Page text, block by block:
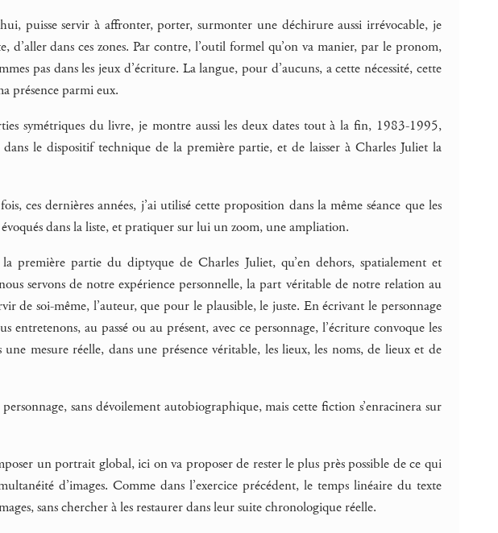
puisse servir à affronter, porter, surmonter une déchirure aussi irrévocable, je
d’aller dans ces zones. Par contre, l’outil formel qu’on va manier, par le pronom,
pas dans les jeux d’écriture. La langue, pour d’aucuns, a cette nécessité, cette
présence parmi eux.
symétriques du livre, je montre aussi les deux dates tout à la fin, 1983-1995,
le dispositif technique de la première partie, et de laisser à Charles Juliet la
ces dernières années, j’ai utilisé cette proposition dans la même séance que les
dans la liste, et pratiquer sur lui un zoom, une ampliation.
première partie du diptyque de Charles Juliet, qu’en dehors, spatialement et
servons de notre expérience personnelle, la part véritable de notre relation au
de soi-même, l’auteur, que pour le plausible, le juste. En écrivant le personnage
entretenons, au passé ou au présent, avec ce personnage, l’écriture convoque les
mesure réelle, dans une présence véritable, les lieux, les noms, de lieux et de
sans dévoilement autobiographique, mais cette fiction s’enracinera sur
un portrait global, ici on va proposer de rester le plus près possible de ce qui
d’images. Comme dans l’exercice précédent, le temps linéaire du texte
sans chercher à les restaurer dans leur suite chronologique réelle.